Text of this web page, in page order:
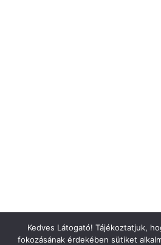
Kedves Látogató! Tájékoztatjuk,
fokozásának érdekében sütiket